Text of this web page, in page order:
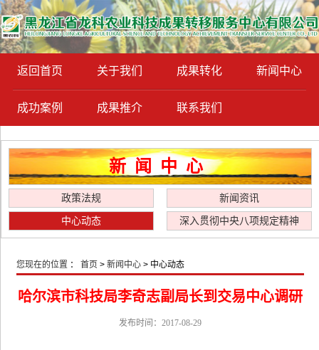
返回首页 关于我们 成果转化 新闻中心
成功案例 成果推介 联系我们
新闻中心
政策法规 新闻资讯
中心动态 深入贯彻中央八项规定精神
您现在的位置 ：首页 >新闻中心 > 中心动态
哈尔滨市科技局李奇志副局长到交易中心调研
发布时间：2017-08-29